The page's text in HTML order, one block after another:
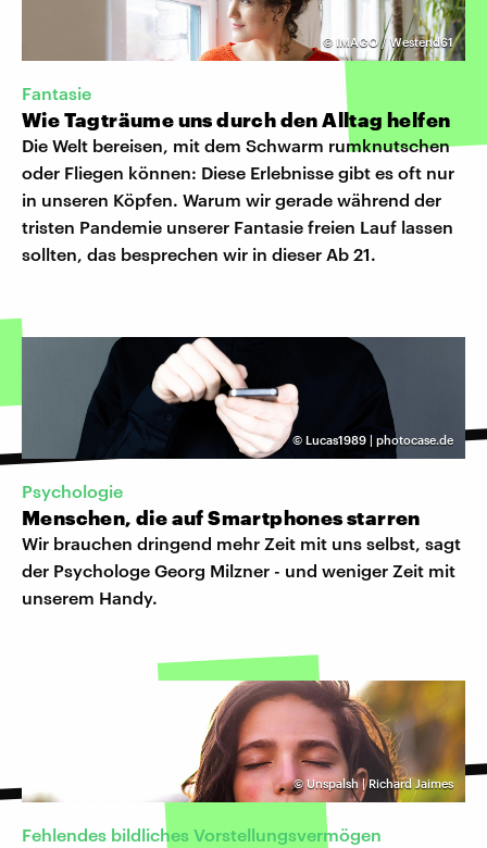
© IMAGO / Westend61
Fantasie
Wie Tagträume uns durch den Alltag helfen
Die Welt bereisen, mit dem Schwarm rumknutschen
oder Fliegen können: Diese Erlebnisse gibt es oft nur
in unseren Köpfen. Warum wir gerade während der
tristen Pandemie unserer Fantasie freien Lauf lassen
sollten, das besprechen wir in dieser Ab 21.
© Lucas1989 | photocase.de
Psychologie
Menschen, die auf Smartphones starren
Wir brauchen dringend mehr Zeit mit uns selbst, sagt
der Psychologe Georg Milzner - und weniger Zeit mit
unserem Handy.
© Unspalsh | Richard Jaimes
Fehlendes bildliches Vorstellungsvermögen